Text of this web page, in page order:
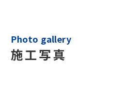
Photo gallery
施工写真